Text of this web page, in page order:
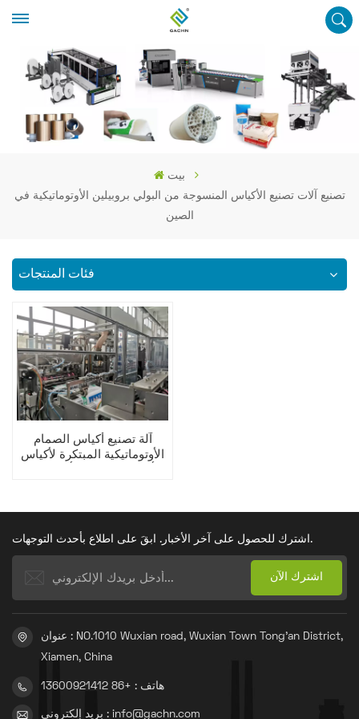
بيت
تصنيع آلات تصنيع الأكياس المنسوجة من البولي بروبيلين الأوتوماتيكية في
الصين
فئات المنتجات
آلة تصنيع أكياس الصمام
الأوتوماتيكية المبتكرة لأكياس
اشترك للحصول على آخر الأخبار. ابقَ على اطلاع بأحدث التوجهات.
عنوان : NO.1010 Wuxian road, Wuxian Town Tong'an District,
Xiamen, China
هاتف : +86 13600921412
بريد إلكتروني : info@gachn.com